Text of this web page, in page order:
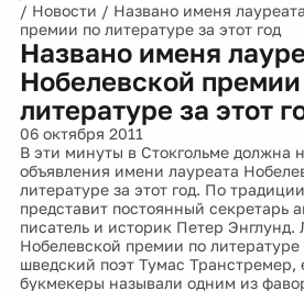
/ Новости / Названо именя
премии по литературе за этот год
Названо именя
Нобелевской
литературе за этот
06 октября 2011
В эти минуты в Стокгольме должна
объявления имени лауреата
литературе за этот год. По
представит постоянный секретарь
писатель и историк Петер Энглунд.
Нобелевской премии по литературе
шведский поэт Тумас Транстремер,
букмекеры называли одним из